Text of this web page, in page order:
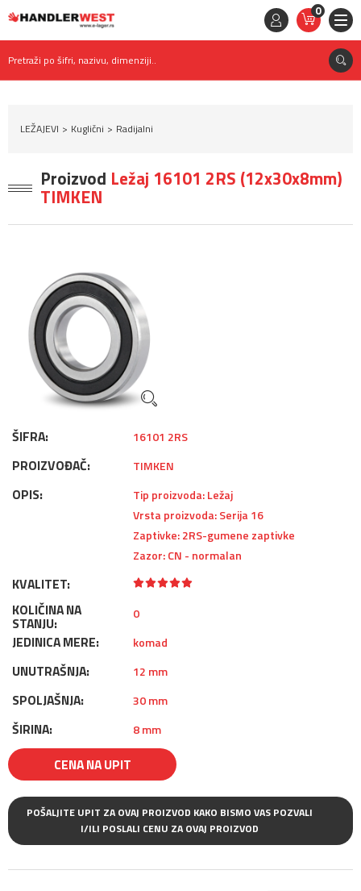
0
STAVKE
0,
RSD
Pretraži po šifri, nazivu, dimenziji..
LEŽAJEVI Kuglični Radijalni
Proizvod Ležaj 16101 2RS (12x30x8mm)
TIMKEN
ŠIFRA: 16101 2RS
PROIZVOĐAČ: TIMKEN
OPIS:
Tip proizvoda: Ležaj
Vrsta proizvoda: Serija 16
Zaptivke: 2RS-gumene zaptivke
Zazor: CN - normalan
KVALITET:
KOLIČINA NA
STANJU:
0
JEDINICA MERE: komad
UNUTRAŠNJA: 12 mm
SPOLJAŠNJA: 30 mm
ŠIRINA: 8 mm
CENA NA UPIT
POŠALJITE UPIT ZA OVAJ PROIZVOD KAKO BISMO VAS POZVALI
I/ILI POSLALI CENU ZA OVAJ PROIZVOD